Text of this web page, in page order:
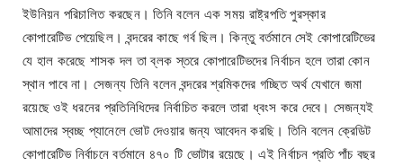
ইউনিয়ন পরিচালিত করছেন। তিনি বলেন এক সময় রাষ্ট্রপতি পুরস্কার
কোপারেটিভ পেয়েছিল। বন্দরের কাছে গর্ব ছিল। কিন্তু বর্তমানে সেই কোপারেটিভের
যে হাল করেছে শাসক দল তা ব্লক স্তরে কোপারেটিভদের নির্বাচন হলে তারা কোন
স্থান পাবে না। সেজন্য তিনি বলেন বন্দরের শ্রমিকদের গচ্ছিত অর্থ যেখানে জমা
রয়েছে ওই ধরনের প্রতিনিধিদের নির্বাচিত করলে তারা ধ্বংস করে দেবে। সেজন্যই
আমাদের স্বচ্ছ প্যানেলে ভোট দেওয়ার জন্য আবেদন করছি। তিনি বলেন ক্রেডিট
কোপারেটিভ নির্বাচনে বর্তমানে ৪৭০ টি ভোটার রয়েছে। এই নির্বাচন প্রতি পাঁচ বছর